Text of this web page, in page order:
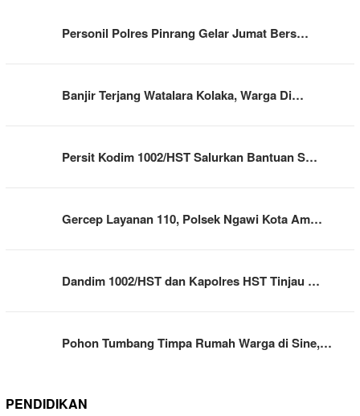
Personil Polres Pinrang Gelar Jumat Bers…
Banjir Terjang Watalara Kolaka, Warga Di…
Persit Kodim 1002/HST Salurkan Bantuan S…
Gercep Layanan 110, Polsek Ngawi Kota Am…
Dandim 1002/HST dan Kapolres HST Tinjau …
Pohon Tumbang Timpa Rumah Warga di Sine,…
PENDIDIKAN